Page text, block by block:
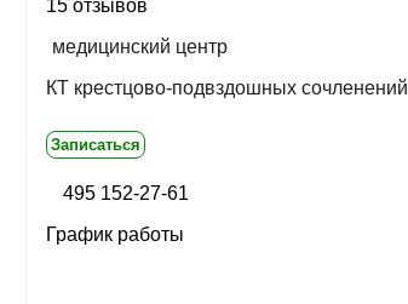
15 отзывов
медицинский центр
КТ крестцово-подвздошных сочленений
Записаться
495 152-27-61
График работы